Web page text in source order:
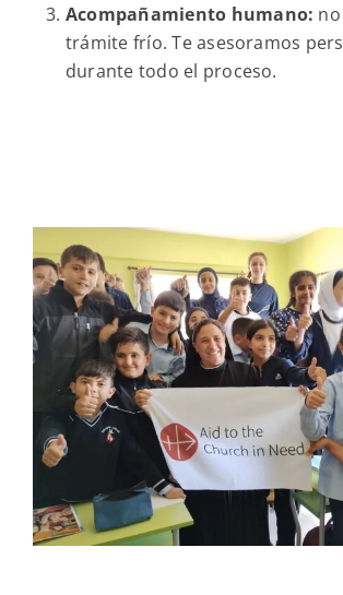
Acompañamiento humano:
trámite frío. Te asesoramos
durante todo el proceso.